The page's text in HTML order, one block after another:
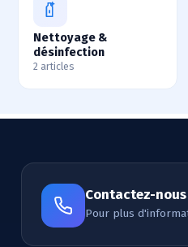
Nettoyage &
désinfection
2 articles
Contactez-nous
Pour plus